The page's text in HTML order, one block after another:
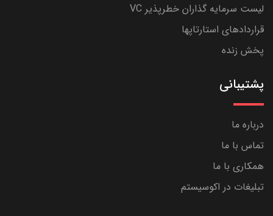
لیست سرمایه گذاران خطرپذیر VC
قراردادهای استارتاپها
پخش زنده
پشتیبانی
درباره ما
تماس با ما
همکاری با ما
تبلیغات در اکوسیستم